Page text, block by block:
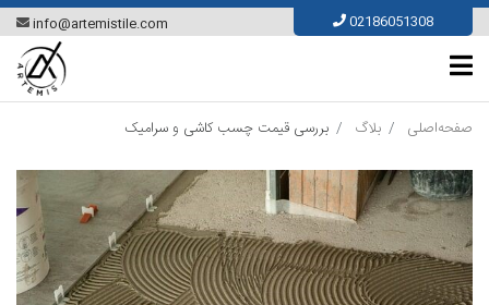
Skip
to
content
info@artemistile.com 02186051308
صفحه‌اصلی بلاگ بررسی قیمت چسب کاشی و سرامیک